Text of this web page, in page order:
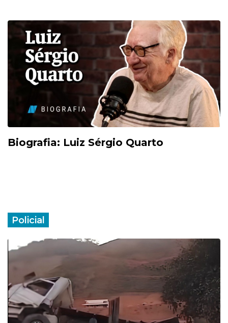
Biografia: Luiz Sérgio Quarto
Policial